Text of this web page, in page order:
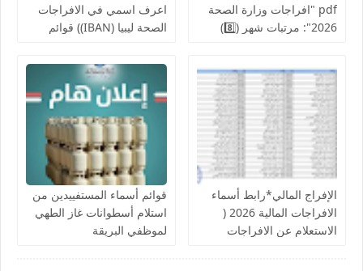
pdf "افراجات وزارة الصحة
2026": مرتبات شهر (8️⃣)
الوطني للبحوث الطبية
والكليات التقنية والمعاهد
اعرف اسمي في الافراجات
الصحة ليبيا (IBAN)) قوائم
الخدمات المالية الحجر
الزراعي ,جهاز حرس المنشآت
النفطية,جامعة المرقب, فزان,
الزنتان, الجفارة
الإفراج المالي*رابط أسماء
الافراجات المالية 2026 (
الاستعلام عن الافراجات
قوائم أسماء المستفييدين من
استلام أسطوانات غاز الطهي
لموظفي البريقة